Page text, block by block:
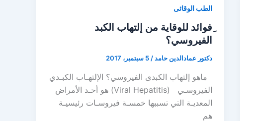
الطب الوقائى
ِفوائد للوقاية من إلتهاب الكبد
الفيروسي؟
دكتور عمادالدين حامد/5 سبتمبر، 2017
ماهو إلتهاب الكبدى الفيروسي؟ الإلتهـاب الكبـدي
الفيروسـي (Viral Hepatitis) هو أحـد الأمراض
المعديـة التي تسببها خمسـة فيروسـات رئيسيـة
هم